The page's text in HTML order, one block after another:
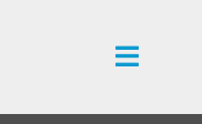
Toggle